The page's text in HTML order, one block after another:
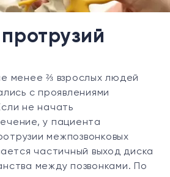
менее ⅔ взрослых людей
с проявлениями
не начать
у пациента
межпозвонковых
частичный выход диска
между позвонками. По